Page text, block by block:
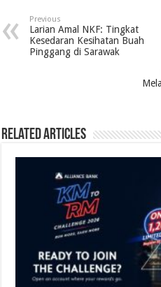
Previous
Larian Amal NKF: Tingkat
Kesedaran Kesihatan Buah
Pinggang di Sarawak
Related Articles